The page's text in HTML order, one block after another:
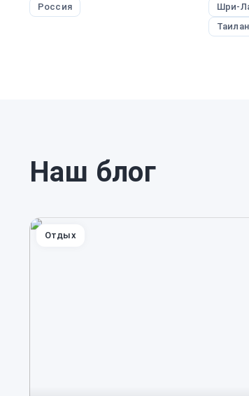
Россия
Шри-
Наш блог
Отдых